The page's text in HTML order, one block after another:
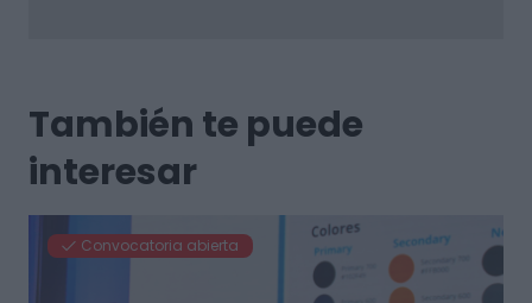
También te puede
interesar
Convocatoria abierta